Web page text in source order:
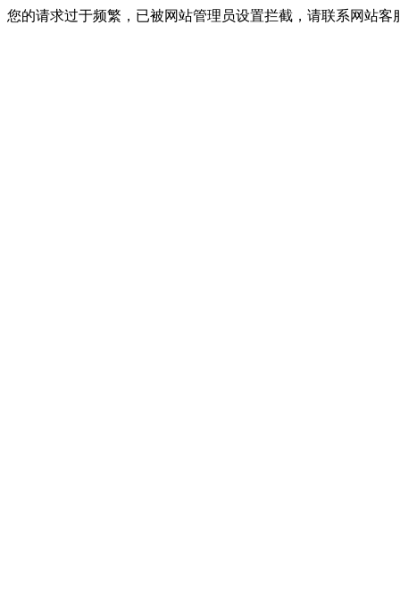
您的请求过于频繁，已被网站管理员设置拦截，请联系网站客